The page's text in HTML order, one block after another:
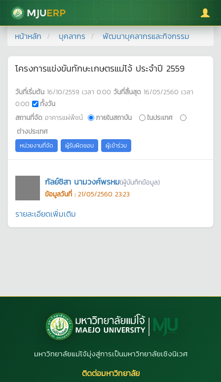
มหาวิทยาลัยแม่โจ้
หน้าหลัก บุคลากร พัฒนาบุคลากรและกิจกรรม
โครงการแข่งขันทักษะเกษตรแม่โจ้ ประจำปี 2559
วันที่เริ่มต้น 16/10/2559 เวลา 0:00 วันที่สิ้นสุด 16/05/2560 เวลา
0:00
ทั้งวัน
สถานที่จัด อาคารแผ่พืชน์ ภายในสถาบัน
ในประเทศ
ต่างประเทศ
หน่วยงานที่จัด ผู้รับผิดชอบ ผู้เข้าร่วม
กัลย์ชิสา นามวงศ์พรหม(ผู้บันทึกข้อมูล)
ข้อมูลวันที่ : 21/05/2560 23:23
รายละเอียดเพิ่มเติม
มหาวิทยาลัยแม่โจ้มุ่งสู่การเป็นมหาวิทยาลัยเชิงนิเวศ
ติดต่อมหาวิทยาลัย